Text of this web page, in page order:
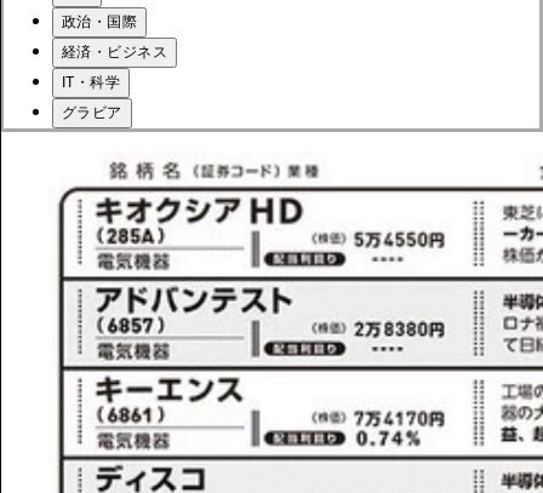
政治・国際
経済・ビジネス
IT・科学
グラビア